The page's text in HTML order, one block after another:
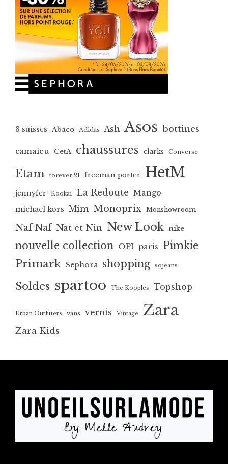
3 suisses Abaco Adidas Ash Asos bottines
camaieu CetA chaussures clarks Converse
Etam forever 21 freeman porter HetM
jennyfer Kookai La Redoute Mango
michael kors Mim Monoprix Monshowroom
Naf Naf Nat et Nin New Look nike
nouvelle collection OPI paris Pimkie
Primark Sephora shopping sojeans
Soldes spartoo The Kooples Topshop
Urban Outfitters vans vernis Vintage Zara
Zara Kids